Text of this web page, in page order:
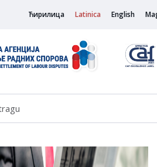
Ћирилица Latinica English